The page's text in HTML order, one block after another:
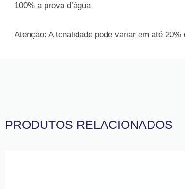
100% a prova d’água
Atenção: A tonalidade pode variar em até
PRODUTOS RELACIONADOS